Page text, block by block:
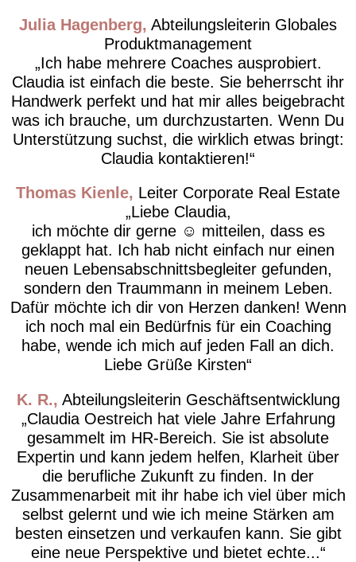
Julia Hagenberg Abteilungsleiterin Globales
Produktmanagement
Ich habe mehrere Coaches ausprobiert.
Claudia ist einfach die beste. Sie beherrscht ihr
Handwerk perfekt und hat mir alles beigebracht
was ich brauche, um durchzustarten. Wenn Du
Unterstützung suchst, die wirklich etwas bringt:
Claudia kontaktieren!
Thomas Kienle Leiter Corporate Real Estate
Liebe Claudia,
ich möchte dir gerne ☺️ mitteilen, dass es
geklappt hat. Ich hab nicht einfach nur einen
neuen Lebensabschnittsbegleiter gefunden,
sondern den Traummann in meinem Leben.
Dafür möchte ich dir von Herzen danken! Wenn
ich noch mal ein Bedürfnis für ein Coaching
habe, wende ich mich auf jeden Fall an dich.
Liebe Grüße Kirsten
K. R. Abteilungsleiterin Geschäftsentwicklung
Claudia Oestreich hat viele Jahre Erfahrung
gesammelt im HR-Bereich. Sie ist absolute
Expertin und kann jedem helfen, Klarheit über
die berufliche Zukunft zu finden. In der
Zusammenarbeit mit ihr habe ich viel über mich
selbst gelernt und wie ich meine Stärken am
besten einsetzen und verkaufen kann. Sie gibt
eine neue Perspektive und bietet echte...